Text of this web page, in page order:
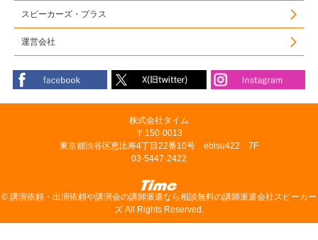
スピーカーズ・プラス
運営会社
株式会社タイム
〒150-0013
東京都渋谷区恵比寿4丁目22番10号 ebisu422 7F
03-5447-2422
© 講演依頼・出演依頼や講演会の講師派遣なら相談無料の講師派遣会社スピーカー
ズ All Rights Reserved.